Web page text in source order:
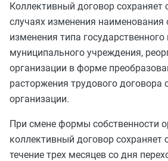
Коллективный договор сохраняет
случаях изменения наименования
изменения типа государственного
муниципального учреждения,
организации в форме
расторжения трудового договора
организации.
При смене формы собственности
коллективный договор сохраняет
течение трех месяцев со дня